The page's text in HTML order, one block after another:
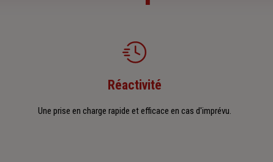
Réactivité
Une prise en charge rapide et efficace en cas d'imprévu.